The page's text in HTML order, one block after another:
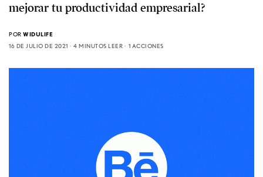
mejorar tu productividad empresarial?
POR WIDULIFE
16 DE JULIO DE 2021
4 MINUTOS LEER 1 ACCIONES